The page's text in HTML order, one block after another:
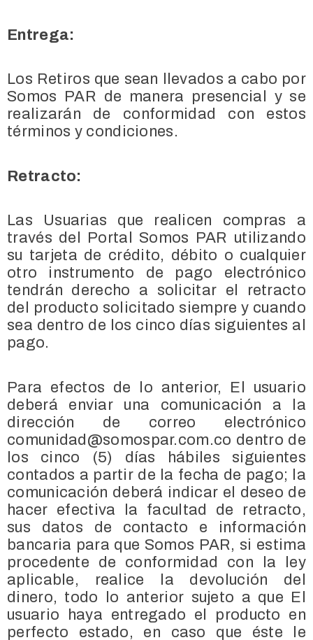
Entrega:
Los Retiros que sean llevados a cabo por
Somos PAR de manera presencial y se
realizarán de conformidad con estos
términos y condiciones.
Retracto:
Las Usuarias que realicen compras a
través del Portal Somos PAR utilizando
su tarjeta de crédito, débito o cualquier
otro instrumento de pago electrónico
tendrán derecho a solicitar el retracto
del producto solicitado siempre y cuando
sea dentro de los cinco días siguientes al
pago.
Para efectos de lo anterior, El usuario
deberá enviar una comunicación a la
dirección de correo electrónico
comunidad@somospar.com.co dentro de
los cinco (5) días hábiles siguientes
contados a partir de la fecha de pago; la
comunicación deberá indicar el deseo de
hacer efectiva la facultad de retracto,
sus datos de contacto e información
bancaria para que Somos PAR, si estima
procedente de conformidad con la ley
aplicable, realice la devolución del
dinero, todo lo anterior sujeto a que El
usuario haya entregado el producto en
perfecto estado, en caso que éste le